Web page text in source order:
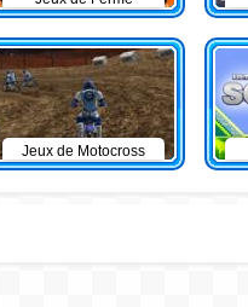
Jeux de Motocross